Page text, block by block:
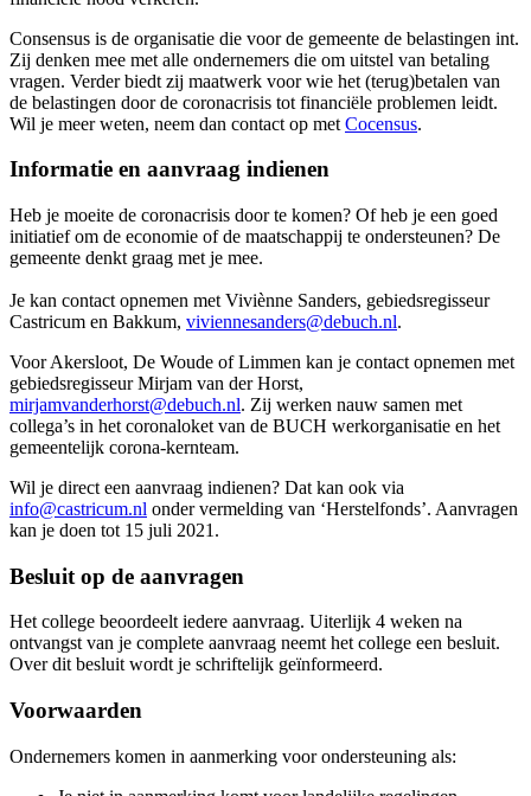
Consensus is de organisatie die voor de gemeente de belastingen int.
Zij denken mee met alle ondernemers die om uitstel van betaling
vragen. Verder biedt zij maatwerk voor wie het (terug)betalen van
de belastingen door de coronacrisis tot financiële problemen leidt.
Wil je meer weten, neem dan contact op met Cocensus.
Informatie en aanvraag indienen
Heb je moeite de coronacrisis door te komen? Of heb je een goed
initiatief om de economie of de maatschappij te ondersteunen? De
gemeente denkt graag met je mee.
Je kan contact opnemen met Viviènne Sanders, gebiedsregisseur
Castricum en Bakkum, viviennesanders@debuch.nl.
Voor Akersloot, De Woude of Limmen kan je contact opnemen met
gebiedsregisseur Mirjam van der Horst,
mirjamvanderhorst@debuch.nl. Zij werken nauw samen met
collega’s in het coronaloket van de BUCH werkorganisatie en het
gemeentelijk corona-kernteam.
Wil je direct een aanvraag indienen? Dat kan ook via
info@castricum.nl onder vermelding van ‘Herstelfonds’. Aanvragen
kan je doen tot 15 juli 2021.
Besluit op de aanvragen
Het college beoordeelt iedere aanvraag. Uiterlijk 4 weken na
ontvangst van je complete aanvraag neemt het college een besluit.
Over dit besluit wordt je schriftelijk geïnformeerd.
Voorwaarden
Ondernemers komen in aanmerking voor ondersteuning als: